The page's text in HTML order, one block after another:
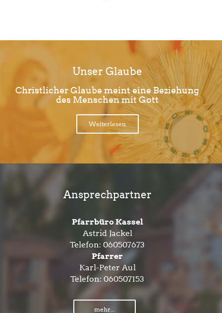
Unser Glaube
Christlicher Glaube meint eine Beziehung
des Menschen mit Gott
Weiterlesen
Ansprechpartner
Pfarrbüro Kassel
Astrid Jackel
Telefon: 060507673
Pfarrer
Karl-Peter Aul
Telefon: 060507153
mehr...